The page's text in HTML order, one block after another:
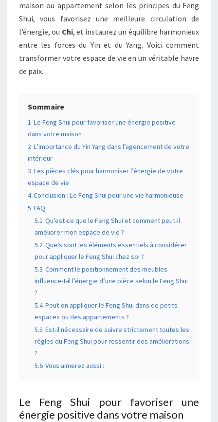
maison ou appartement selon les principes du Feng
Shui, vous favorisez une meilleure circulation de
l’énergie, ou Chi, et instaurez un équilibre harmonieux
entre les forces du Yin et du Yang. Voici comment
transformer votre espace de vie en un véritable havre
de paix.
Sommaire
1 Le Feng Shui pour favoriser une énergie positive
dans votre maison
2 L’importance du Yin Yang dans l’agencement de votre
intérieur
3 Les pièces clés pour harmoniser l’énergie de votre
espace de vie
4 Conclusion : Le Feng Shui pour une vie harmonieuse
5 FAQ
5.1 Qu’est-ce que le Feng Shui et comment peut-il
améliorer mon espace de vie ?
5.2 Quels sont les éléments essentiels à considérer
pour appliquer le Feng Shui chez soi ?
5.3 Comment le positionnement des meubles
influence-t-il l’énergie d’une pièce selon le Feng Shui
?
5.4 Peut-on appliquer le Feng Shui dans de petits
espaces ou des appartements ?
5.5 Est-il nécessaire de suivre strictement toutes les
règles du Feng Shui pour ressentir des améliorations
?
5.6 Vous aimerez aussi :
Le Feng Shui pour favoriser une
énergie positive dans votre maison